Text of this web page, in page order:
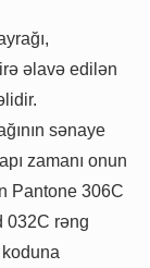
əlavə edilən
sənaye
zamanı onun
Pantone 306C
032C rəng